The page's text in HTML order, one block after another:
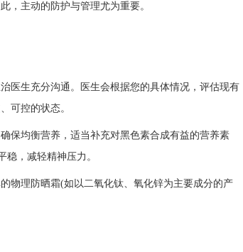
，主动的防护与管理尤为重要。
生充分沟通。医生会根据您的具体情况，评估现有
可控的状态。
均衡营养，适当补充对黑色素合成有益的营养素
，减轻精神压力。
理防晒霜(如以二氧化钛、氧化锌为主要成分的产